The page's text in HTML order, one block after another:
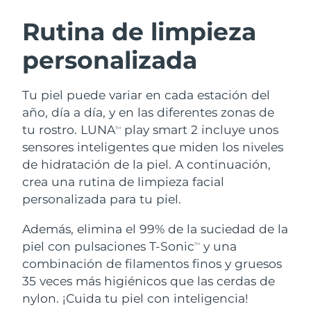
Rutina de limpieza
personalizada
Tu piel puede variar en cada estación del
año, día a día, y en las diferentes zonas de
tu rostro. LUNATM
play smart 2 incluye unos
sensores inteligentes que miden los niveles
de hidratación de la piel. A continuación,
crea una rutina de limpieza facial
personalizada para tu piel.
Además, elimina el 99% de la suciedad de la
piel con pulsaciones T-SonicTM
y una
combinación de filamentos finos y gruesos
35 veces más higiénicos que las cerdas de
nylon. ¡Cuida tu piel con inteligencia!
LUNA™ 4 pack
Anti-aging massage
LUNA™ 4 Plus
Massage, LED heating
LUNA™ 4 Men
For men, anti-aging massage
BEAR™ 2 pack
Microcurrent toning
BEAR™ 2 go
Microcurrent toning on-the-go
BEAR™ 2 eyes & lips
Microcurrent line smoothing device
Hidratación
UFO™ 3 pack
Deep facial hydration
UFO™ 3 LED
Near-infrared and red light therapy
device
Cuidado bucal
issa™ 4
Hybrid silicone sonic toothbrush
issa™ 4 plus
Smart hybrid silicone sonic toothbrush
TRATAMIENTO ANTIEDAD FAQ™
Antiedad Tratamientos LED
NEW
Austria Entrega prevista
Baréin Entrega prevista
Bélgica
Bermudas Entrega prevista8/15/26
Bosnia y Herzegovina Entrega prevista 8/12/26
Brunéi Entrega prevista
Canadá Entrega prevista
Chile Entrega prevista8/13/26